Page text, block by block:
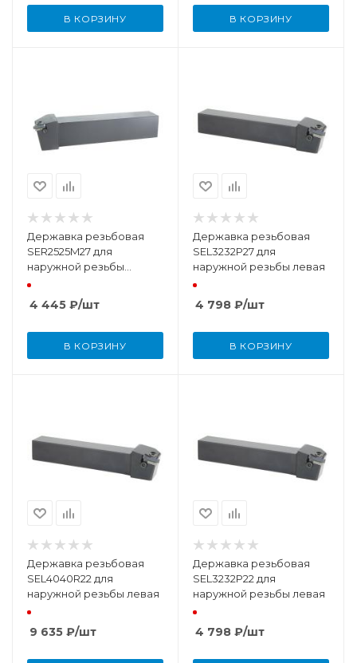
В КОРЗИНУ В КОРЗИНУ
Державка резьбовая
SER2525M27 для
наружной резьбы
правая
4 445 ₽/шт
В КОРЗИНУ
Державка резьбовая
SEL3232P27 для
наружной резьбы левая
4 798 ₽/шт
В КОРЗИНУ
Державка резьбовая
SEL4040R22 для
наружной резьбы левая
9 635 ₽/шт
Державка резьбовая
SEL3232P22 для
наружной резьбы левая
4 798 ₽/шт